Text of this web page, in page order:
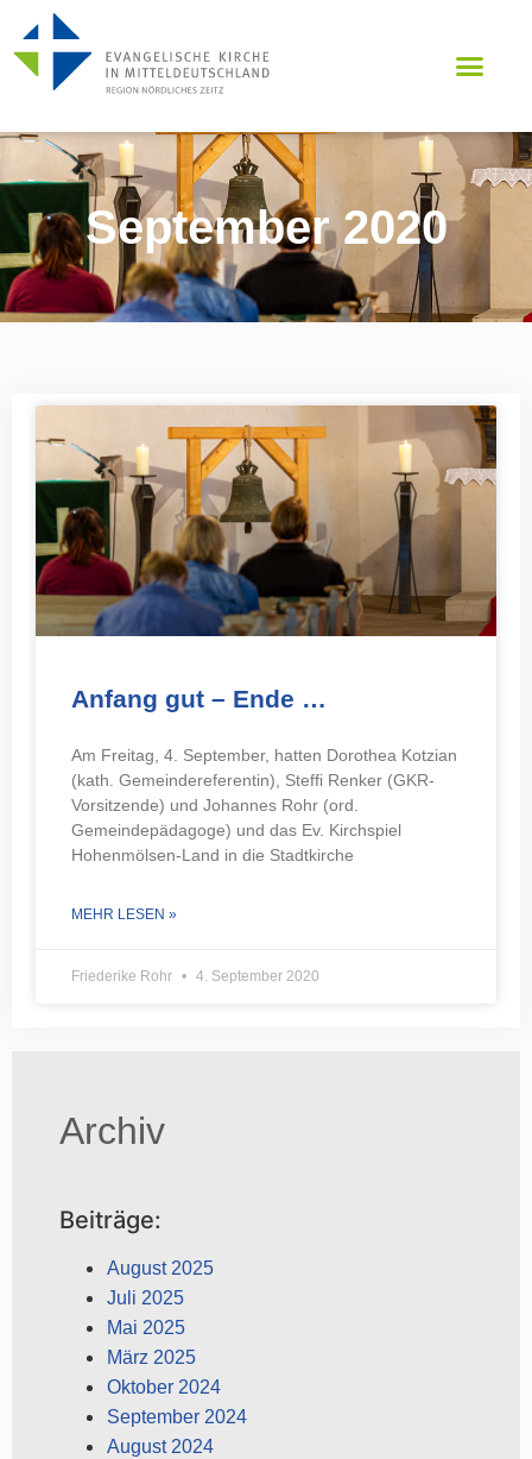
September 2020
Anfang gut – Ende …
Am Freitag, 4. September, hatten Dorothea Kotzian
(kath. Gemeindereferentin), Steffi Renker (GKR-
Vorsitzende) und Johannes Rohr (ord.
Gemeindepädagoge) und das Ev. Kirchspiel
Hohenmölsen-Land in die Stadtkirche
MEHR LESEN »
Friederike Rohr 4. September 2020
Archiv
Beiträge:
August 2025
Juli 2025
Mai 2025
März 2025
Oktober 2024
September 2024
August 2024